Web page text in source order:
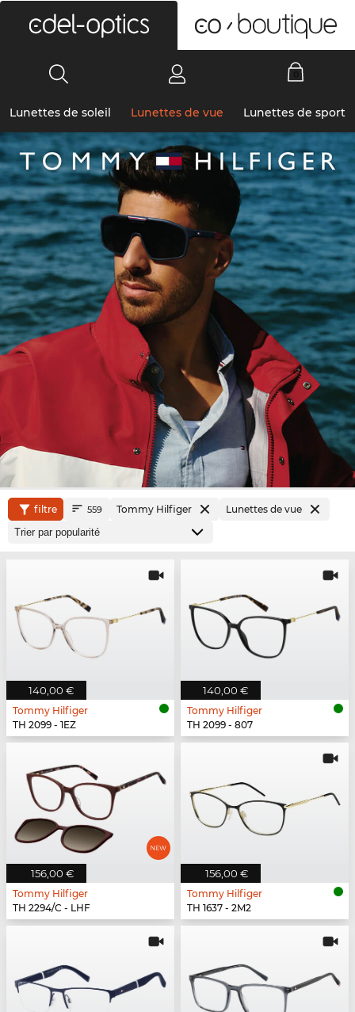
Lunettes de soleil Lunettes de vue Lunettes de sport
filtre 559 Tommy Hilfiger Lunettes de vue
140,00 €
Tommy Hilfiger
TH 2099 - 1EZ
140,00 €
Tommy Hilfiger
TH 2099 - 807
156,00 €
Tommy Hilfiger
TH 2294/C - LHF
156,00 €
Tommy Hilfiger
TH 1637 - 2M2